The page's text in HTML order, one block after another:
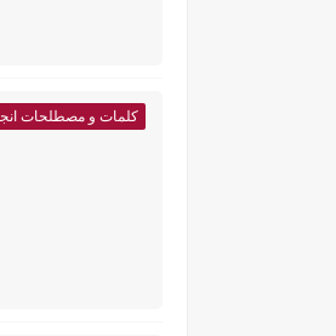
كلمات و مصطلحات